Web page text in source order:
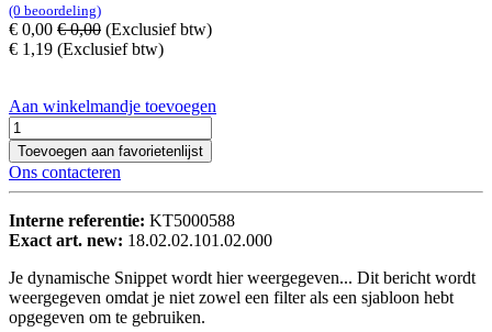
(0 beoordeling)
€ 0,00 €0,00 (Exclusief btw)
€ 1,19 (Exclusief btw)
Aan winkelmandje toevoegen
Toevoegen aan favorietenlijst
Ons contacteren
Interne referentie: KT5000588
Exact art. new: 18.02.02.101.02.000
Je dynamische Snippet wordt hier weergegeven... Dit bericht wordt
weergegeven omdat je niet zowel een filter als een sjabloon hebt
opgegeven om te gebruiken.